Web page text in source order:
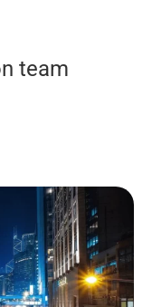
team